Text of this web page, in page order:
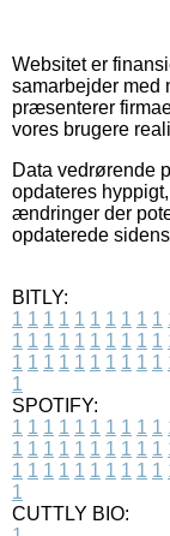
Websitet er
samarbejder med
præsenterer
vores brugere
Data vedrørende
opdateres
ændringer der
opdaterede
BITLY:
1 1 1 1 1 1 1 1 1 1
1 1 1 1 1 1 1 1 1 1
1 1 1 1 1 1 1 1 1 1
1
SPOTIFY:
1 1 1 1 1 1 1 1 1 1
1 1 1 1 1 1 1 1 1 1
1 1 1 1 1 1 1 1 1 1
1
CUTTLY BIO: